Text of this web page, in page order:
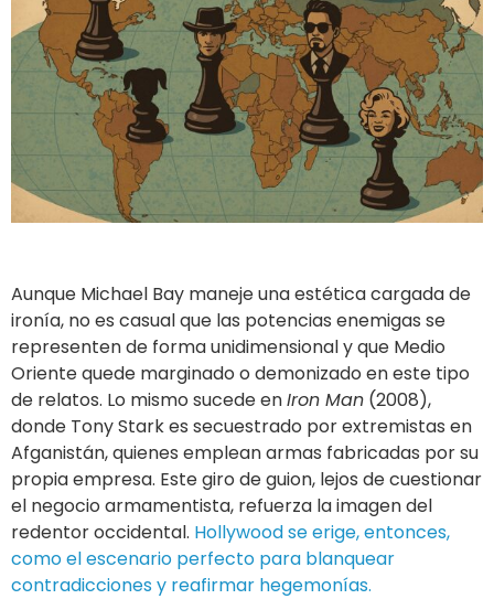
Aunque Michael Bay maneje una estética cargada de
ironía, no es casual que las potencias enemigas se
representen de forma unidimensional y que Medio
Oriente quede marginado o demonizado en este tipo
de relatos. Lo mismo sucede enIron Man (2008),
donde Tony Stark es secuestrado por extremistas en
Afganistán, quienes emplean armas fabricadas por su
propia empresa. Este giro de guion, lejos de cuestionar
el negocio armamentista, refuerza la imagen del
redentor occidental. Hollywood se erige, entonces,
como el escenario perfecto para blanquear
contradicciones y reafirmar hegemonías.